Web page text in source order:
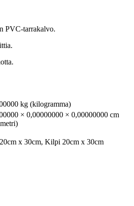
PVC-tarrakalvo.
kg (kilogramma)
× 0,00000000 × 0,00000000 cm
x 30cm, Kilpi 20cm x 30cm